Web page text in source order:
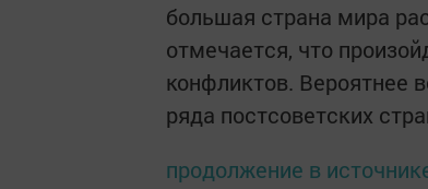
большая страна мира
отмечается, что
конфликтов. Вероятнее
ряда постсоветских
продолжение в